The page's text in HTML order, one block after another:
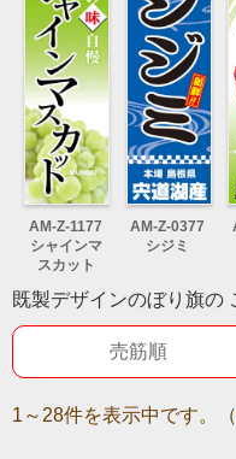
AM-Z-1177
シャインマ
スカット
AM-Z-0377
シジミ
既製デザインのぼり旗の
売筋順
1～28件を表示中です。（